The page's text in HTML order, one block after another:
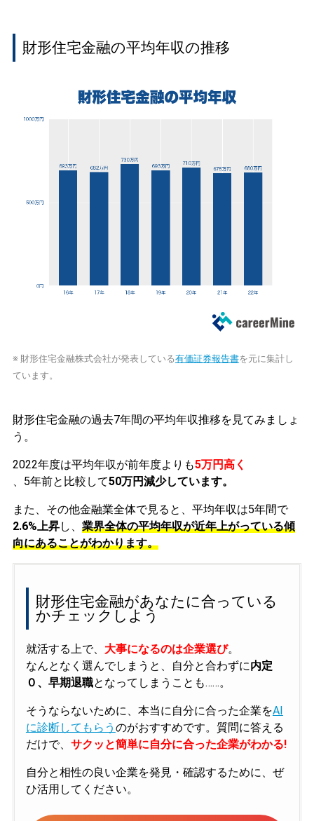
財形住宅金融の平均年収の推移
※ 財形住宅金融株式会社が発表している有価証券報告書を元に集計し
ています。
財形住宅金融の過去7年間の平均年収推移を見てみましょ
う。
2022年度は平均年収が前年度よりも5万円高く
、5年前と比較して50万円減少しています。
また、その他金融業全体で見ると、平均年収は5年間で
2.6%上昇し、 業界全体の平均年収が近年上がっている傾
向にあることがわかります。
財形住宅金融があなたに合っている
かチェックしよう
就活する上で、 大事になるのは企業選び。
なんとなく選んでしまうと、自分と合わずに内定
０、早期退職となってしまうことも……。
そうならないために、本当に自分に合った企業をAI
に診断してもらう のがおすすめです。質問に答える
だけで、 サクッと簡単に自分に合った企業がわかる!
自分と相性の良い企業を発見・確認するために、ぜ
ひ活用してください。